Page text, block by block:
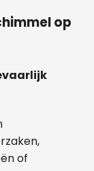
op
of